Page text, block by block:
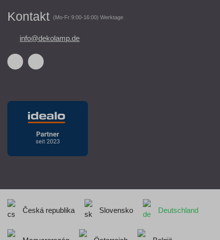
Kontakt (Mo-Fr 9:00-16:00) Werktage
info@dekolamp.de
Česká republika Slovensko Deutschland